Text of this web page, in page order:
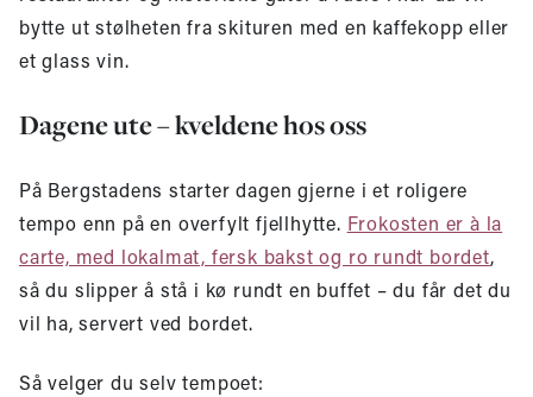
bytte ut stølheten fra skituren med en kaffekopp eller
et glass vin.
Dagene ute – kveldene hos oss
På Bergstadens starter dagen gjerne i et roligere
tempo enn på en overfylt fjellhytte. Frokosten er à la
carte, med lokalmat, fersk bakst og ro rundt bordet,
så du slipper å stå i kø rundt en buffet – du får det du
vil ha, servert ved bordet.
Så velger du selv tempoet: